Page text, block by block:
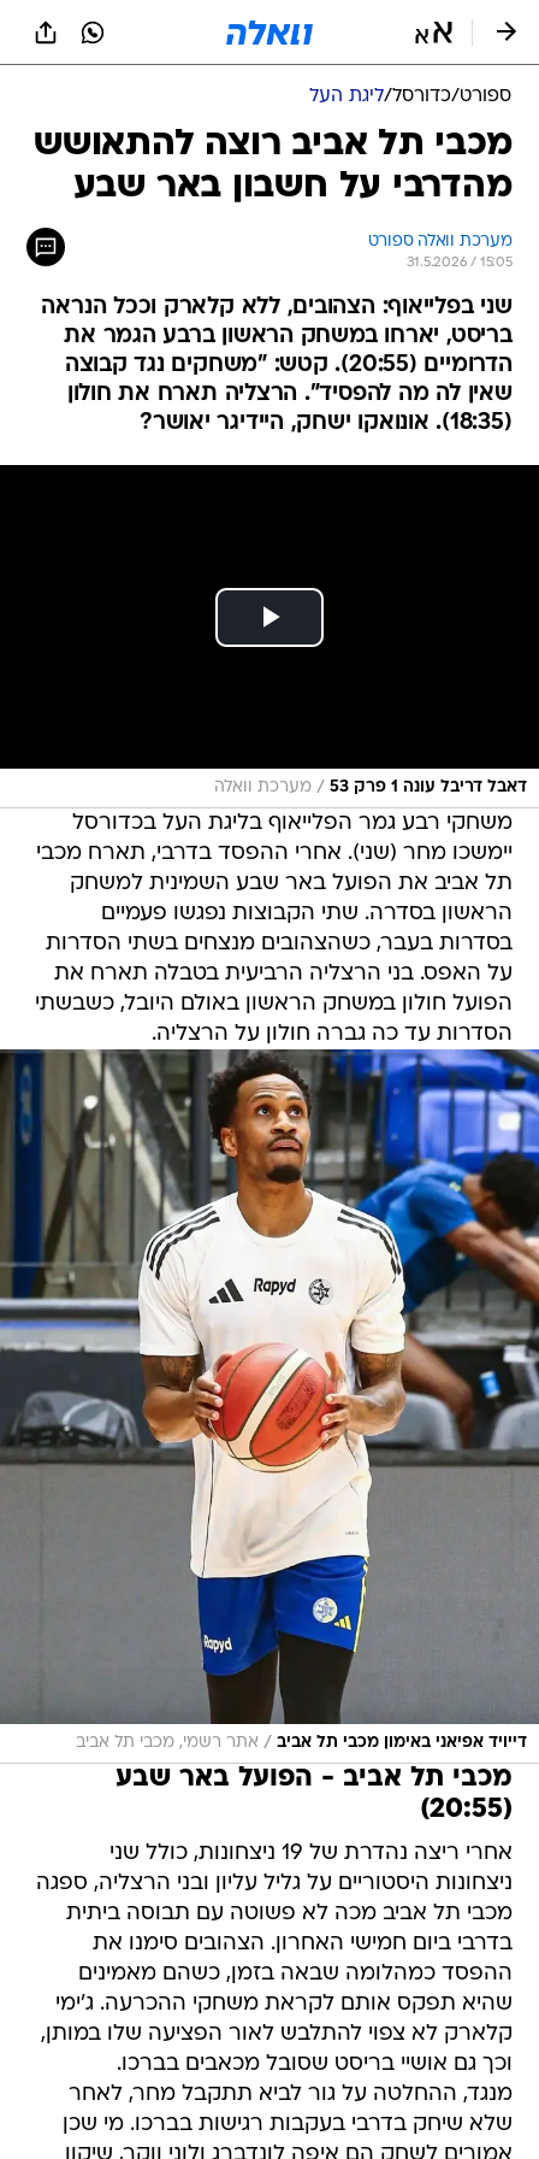
ספורט/כדורסל/ליגת העל
מכבי תל אביב רוצה להתאושש
מהדרבי על חשבון באר שבע
מערכת וואלה ספורט
31.5.2026 / 15:05
שני בפלייאוף: הצהובים, ללא קלארק וככל הנראה
בריסט, יארחו במשחק הראשון ברבע הגמר את
הדרומיים (20:55). קטש: "משחקים נגד קבוצה
שאין לה מה להפסיד". הרצליה תארח את חולון
(18:35). אונואקו ישחק, היידיגר יאושר?
דאבל דריבל עונה 1 פרק 53 / מערכת וואלה
משחקי רבע גמר הפלייאוף בליגת העל בכדורסל
יימשכו מחר (שני). אחרי ההפסד בדרבי, תארח מכבי
תל אביב את הפועל באר שבע השמינית למשחק
הראשון בסדרה. שתי הקבוצות נפגשו פעמיים
בסדרות בעבר, כשהצהובים מנצחים בשתי הסדרות
על האפס. בני הרצליה הרביעית בטבלה תארח את
הפועל חולון במשחק הראשון באולם היובל, כשבשתי
הסדרות עד כה גברה חולון על הרצליה.
דייויד אפיאני באימון מכבי תל אביב / אתר רשמי, מכבי תל אביב
מכבי תל אביב - הפועל באר שבע
(20:55)
אחרי ריצה נהדרת של 19 ניצחונות, כולל שני
ניצחונות היסטוריים על גליל עליון ובני הרצליה, ספגה
מכבי תל אביב מכה לא פשוטה עם תבוסה ביתית
בדרבי ביום חמישי האחרון. הצהובים סימנו את
ההפסד כמהלומה שבאה בזמן, כשהם מאמינים
שהיא תפקס אותם לקראת משחקי ההכרעה. ג'ימי
קלארק לא צפוי להתלבש לאור הפציעה שלו במותן,
וכך גם אושיי בריסט שסובל מכאבים בברכו.
מנגד, ההחלטה על גור לביא תתקבל מחר, לאחר
שלא שיחק בדרבי בעקבות רגישות בברכו. מי שכן